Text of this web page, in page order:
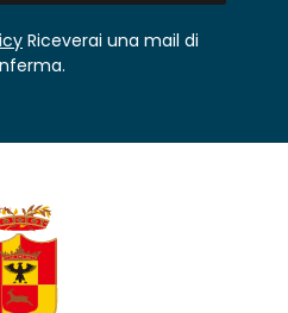
Riceverai una mail di